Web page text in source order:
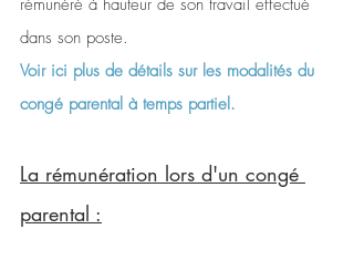
rémunéré à hauteur de son travail effectué
dans son poste.
Voir ici plus de détails sur les modalités du
congé parental à temps partiel.
La rémunération lors d'un congé
parental :